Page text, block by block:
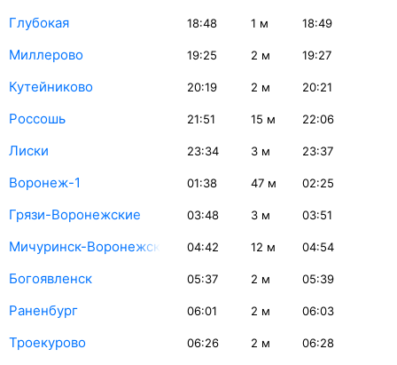
Глубокая 18:48 1 м 18:49
Миллерово 19:25 2 м 19:27
Кутейниково 20:19 2 м 20:21
Россошь 21:51 15 м 22:06
Лиски 23:34 3 м 23:37
Воронеж-1 01:38 47 м 02:25
Грязи-Воронежские 03:48 3 м 03:51
Мичуринск-Воронежский 04:42 12 м 04:54
Богоявленск 05:37 2 м 05:39
Раненбург 06:01 2 м 06:03
Троекурово 06:26 2 м 06:28